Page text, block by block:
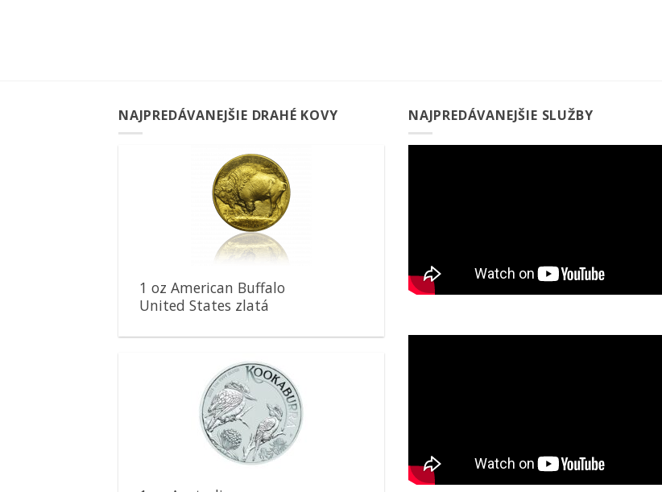
NAJPREDÁVANEJŠIE DRAHÉ KOVY
Pridať k
obľúbeným
1 oz American Buffalo
United States zlatá
Pridať k
obľúbeným
NAJPREDÁVANEJŠIE SLUŽBY